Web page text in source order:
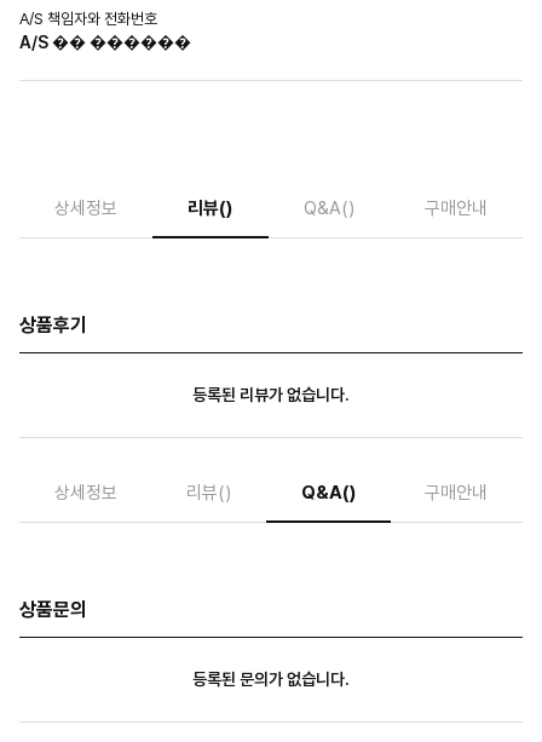
A/S 책임자와 전화번호
A/S �� ������
상세정보 리뷰() Q&A() 구매안내
상품후기
등록된 리뷰가 없습니다.
상세정보 리뷰() Q&A() 구매안내
상품문의
등록된 문의가 없습니다.